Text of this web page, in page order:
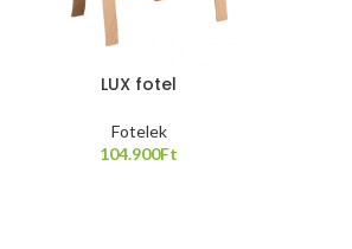
LUX fotel
Fotelek
104.900Ft